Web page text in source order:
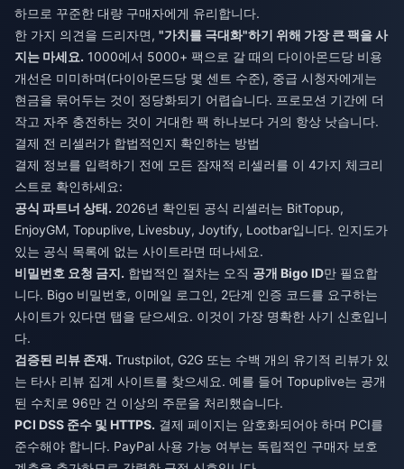
하므로 꾸준한 대량 구매자에게 유리합니다.
한 가지 의견을 드리자면, "가치를 극대화"하기 위해 가장 큰 팩을 사
지는 마세요. 1000에서 5000+ 팩으로 갈 때의 다이아몬드당 비용
개선은 미미하며(다이아몬드당 몇 센트 수준), 중급 시청자에게는
현금을 묶어두는 것이 정당화되기 어렵습니다. 프로모션 기간에 더
작고 자주 충전하는 것이 거대한 팩 하나보다 거의 항상 낫습니다.
결제 전 리셀러가 합법적인지 확인하는 방법
결제 정보를 입력하기 전에 모든 잠재적 리셀러를 이 4가지 체크리
스트로 확인하세요:
공식 파트너 상태. 2026년 확인된 공식 리셀러는 BitTopup,
EnjoyGM, Topuplive, Livesbuy, Joytify, Lootbar입니다. 인지도가
있는 공식 목록에 없는 사이트라면 떠나세요.
비밀번호 요청 금지. 합법적인 절차는 오직 공개 Bigo ID만 필요합
니다. Bigo 비밀번호, 이메일 로그인, 2단계 인증 코드를 요구하는
사이트가 있다면 탭을 닫으세요. 이것이 가장 명확한 사기 신호입니
다.
검증된 리뷰 존재. Trustpilot, G2G 또는 수백 개의 유기적 리뷰가 있
는 타사 리뷰 집계 사이트를 찾으세요. 예를 들어 Topuplive는 공개
된 수치로 96만 건 이상의 주문을 처리했습니다.
PCI DSS 준수 및 HTTPS. 결제 페이지는 암호화되어야 하며 PCI를
준수해야 합니다. PayPal 사용 가능 여부는 독립적인 구매자 보호